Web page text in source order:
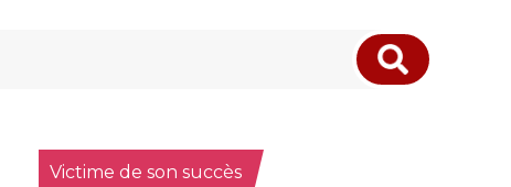
Recherche
Victime de son succès